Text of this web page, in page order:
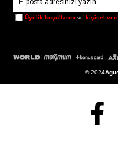
Üyelik koşullarını vekişisel
© 2024